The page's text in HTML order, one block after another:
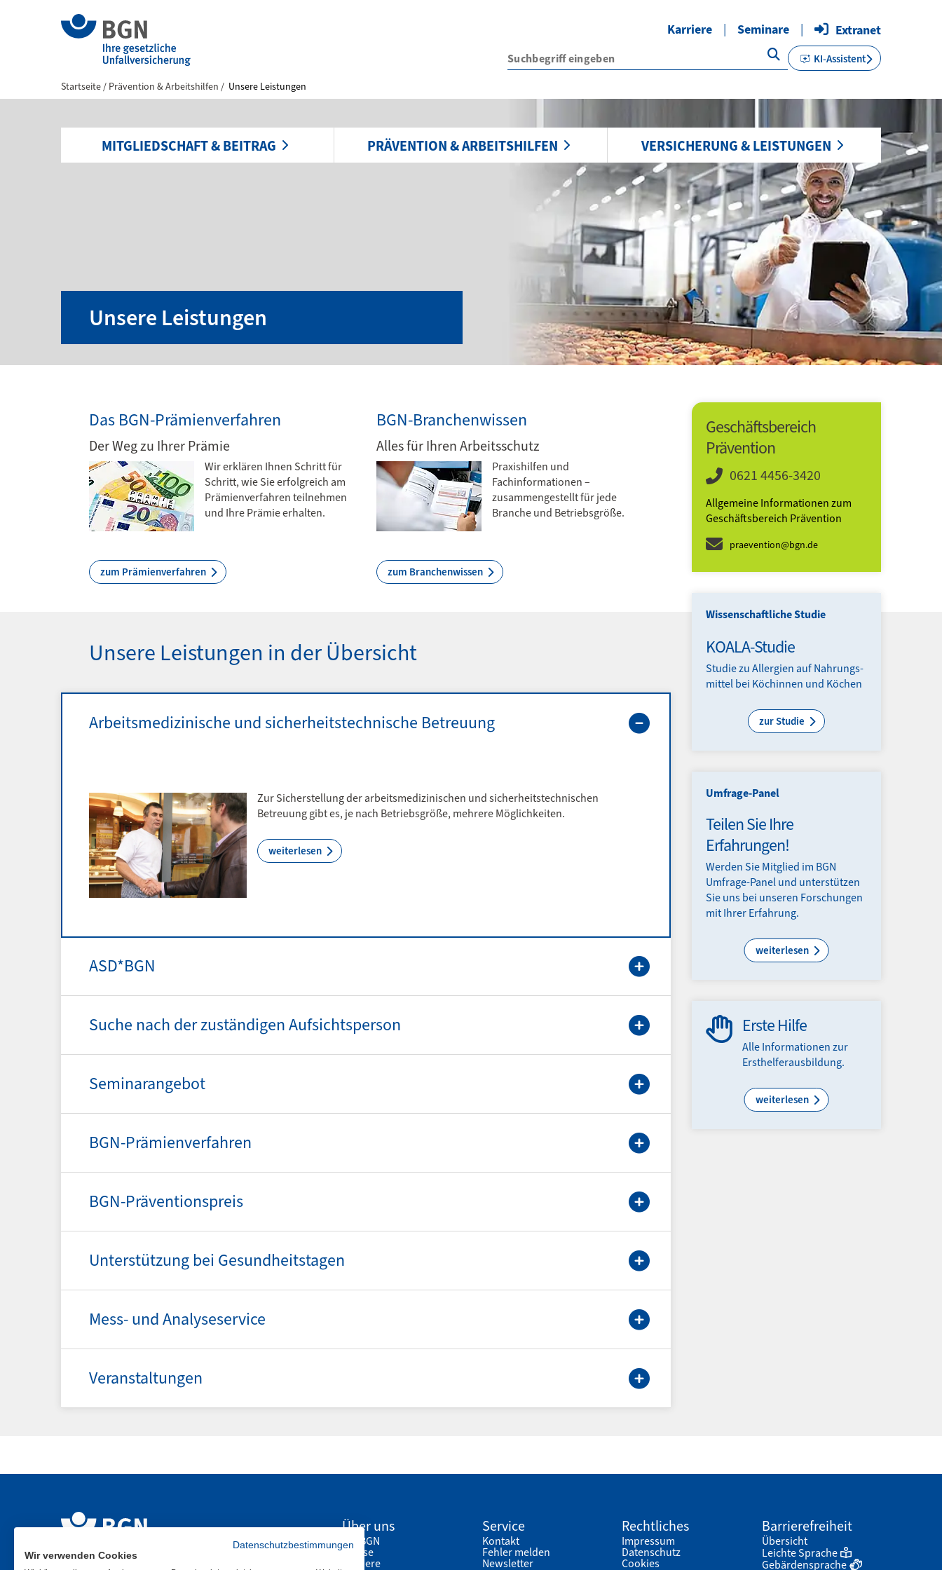
Karriere Seminare Extranet
KI-Assistent
MITGLIEDSCHAFT & BEITRAG PRÄVENTION & ARBEITSHILFEN VERSICHERUNG & LEISTUNGEN
Startseite Prävention & Arbeitshilfen Unsere Leistungen
Unsere Leistungen
Das BGN-Prämienverfahren
Der Weg zu Ihrer Prämie
Wir erklären Ihnen Schritt für
Schritt, wie Sie erfolgreich am
Prämienverfahren teilnehmen
und Ihre Prämie erhalten.
zum Prämienverfahren
BGN-Branchenwissen
Alles für Ihren Arbeitsschutz
Praxishilfen und
Fachinformationen –
zusammengestellt für jede
Branche und Betriebsgröße.
zum Branchenwissen
Unsere Leistungen in der Übersicht
Arbeitsmedizinische und sicherheitstechnische Betreuung
Zur Sicherstellung der arbeitsmedizinischen und sicherheitstechnischen
Betreuung gibt es, je nach Betriebsgröße, mehrere Möglichkeiten.
weiterlesen
ASD*BGN
Suche nach der zuständigen Aufsichtsperson
Seminarangebot
BGN-Prämienverfahren
BGN-Präventionspreis
Unterstützung bei Gesundheitstagen
Mess- und Analyseservice
Veranstaltungen
Geschäftsbereich
Prävention
0621 4456-3420
Allgemeine Informationen zum
Geschäftsbereich Prävention
praevention@bgn.de
Wissenschaftliche Studie
KOALA-Studie
Studie zu Allergien auf Nahrungs­
mittel bei Köchinnen und Köchen
zur Studie
Umfrage-Panel
Teilen Sie Ihre
Erfahrungen!
Werden Sie Mitglied im BGN
Umfrage-Panel und unterstützen
Sie uns bei unseren Forschungen
mit Ihrer Erfahrung.
weiterlesen
Erste Hilfe
Alle Informa­tionen zur
Erst­helfer­ausbildung.
weiterlesen
Über uns
Die BGN
Presse
Karriere
Service
Kontakt
Fehler melden
Newsletter
Rechtliches
Impressum
Datenschutz
Cookies
Barrierefreiheit
Übersicht
Leichte Sprache
Gebärdensprache
Datenschutzbestimmungen
Wir verwenden Cookies